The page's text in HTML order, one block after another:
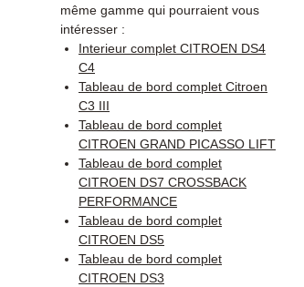
même gamme qui pourraient vous
intéresser :
Interieur complet CITROEN DS4
C4
Tableau de bord complet Citroen
C3 III
Tableau de bord complet
CITROEN GRAND PICASSO LIFT
Tableau de bord complet
CITROEN DS7 CROSSBACK
PERFORMANCE
Tableau de bord complet
CITROEN DS5
Tableau de bord complet
CITROEN DS3